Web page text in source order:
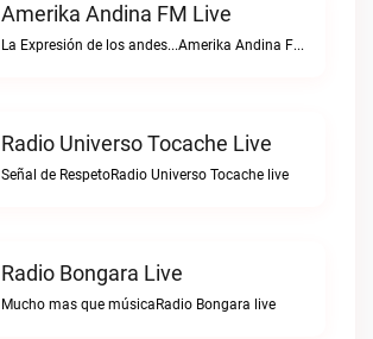
Amerika Andina FM Live
La Expresión de los andes...Amerika Andina FM live
Radio Universo Tocache Live
Señal de RespetoRadio Universo Tocache live
Radio Bongara Live
Mucho mas que músicaRadio Bongara live